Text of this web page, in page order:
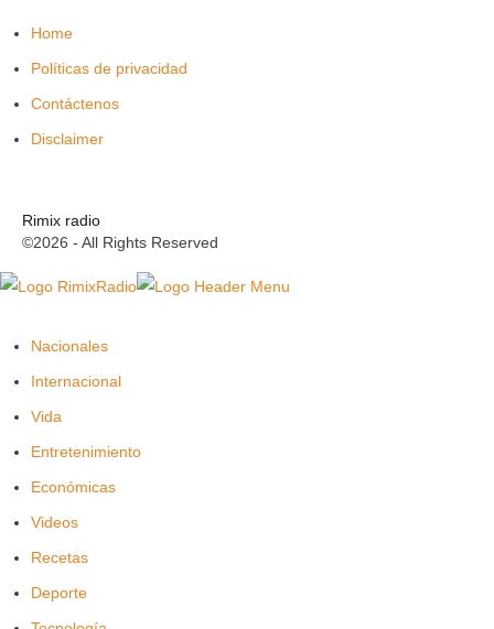
Home
Políticas de privacidad
Contáctenos
Disclaimer
Rimix radio
©2026 - All Rights Reserved
Nacionales
Internacional
Vida
Entretenimiento
Económicas
Videos
Recetas
Deporte